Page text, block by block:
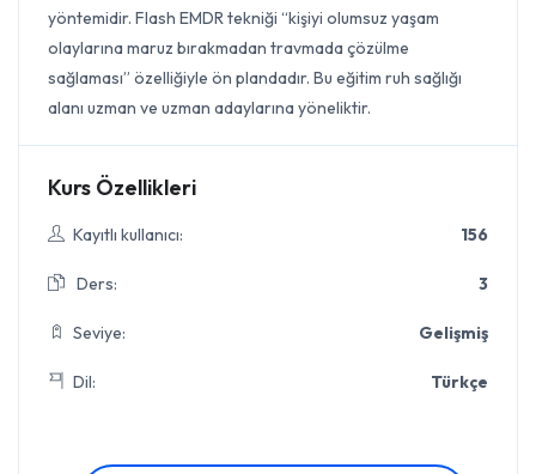
yöntemidir. Flash EMDR tekniği “kişiyi olumsuz yaşam
olaylarına maruz bırakmadan travmada çözülme
sağlaması” özelliğiyle ön plandadır. Bu eğitim ruh sağlığı
alanı uzman ve uzman adaylarına yöneliktir.
Kurs Özellikleri
Kayıtlı kullanıcı: 156
Ders: 3
Seviye: Gelişmiş
Dil: Türkçe